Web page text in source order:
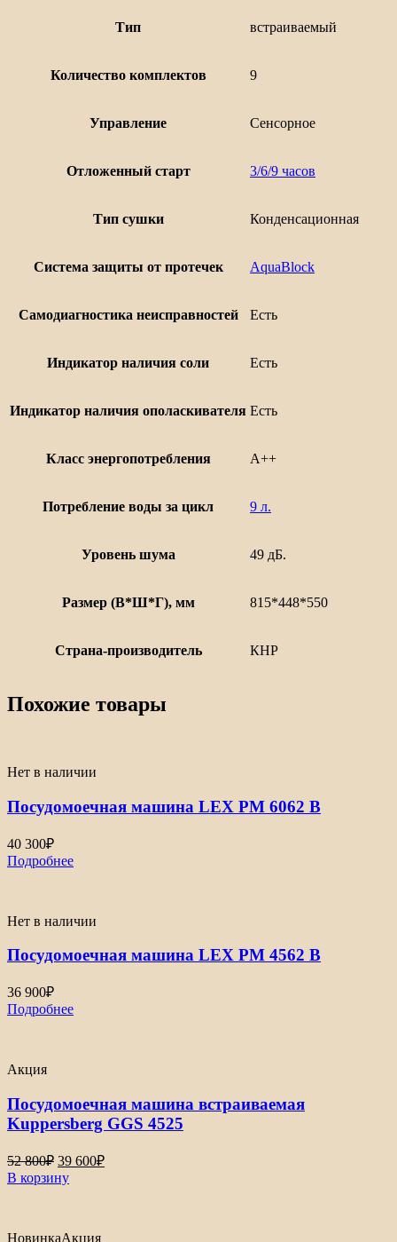
Тип
встраиваемый
Количество комплектов 9
Управление Сенсорное
Отложенный старт 3/6/9 часов
Тип сушки Конденсационная
Система защиты от протечек AquaBlock
Самодиагностика неисправностей Есть
Индикатор наличия соли Есть
Индикатор наличия ополаскивателя Есть
Класс энергопотребления А++
Потребление воды за цикл 9 л.
Уровень шума 49 дБ.
Размер (В*Ш*Г), мм 815*448*550
Страна-производитель КНР
Похожие товары
Нет в наличии
Посудомоечная машина LEX PM 6062 B
40 300₽
Подробнее
Нет в наличии
Посудомоечная машина LEX PM 4562 B
36 900₽
Подробнее
Акция
Посудомоечная машина встраиваемая
Kuppersberg GGS 4525
52 800₽ Первоначальная
цена
составляла
39 600₽Текущая
В корзину
НовинкаАкция